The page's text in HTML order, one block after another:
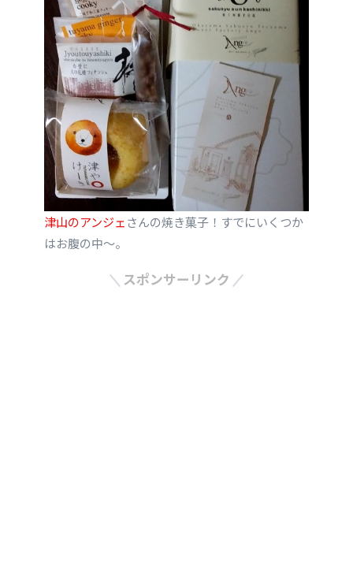
津山のアンジェ さんの焼き菓子！すでにいくつか
はお腹の中～。
スポンサーリンク